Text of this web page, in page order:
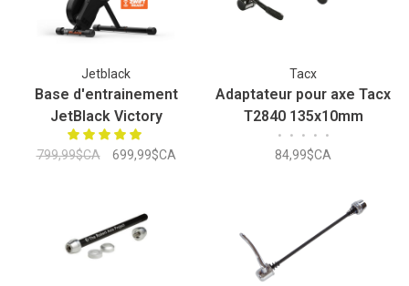
Jetblack
Base d'entrainement
JetBlack Victory
Intelligente
799,99$CA 699,99$CA
Tacx
Adaptateur pour axe Tacx
T2840 135x10mm
• • • • •
84,99$CA